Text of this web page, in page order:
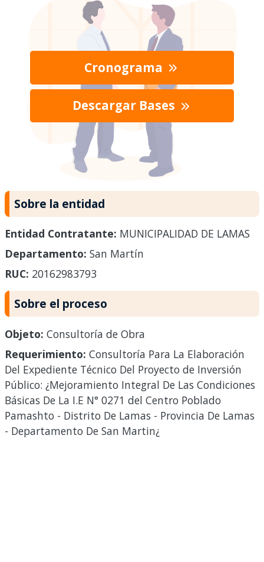
Cronograma
Descargar Bases
Sobre la entidad
Entidad Contratante: MUNICIPALIDAD DE LAMAS
Departamento: San Martín
RUC: 20162983793
Sobre el proceso
Objeto: Consultoría de Obra
Requerimiento: Consultoría Para La Elaboración
Del Expediente Técnico Del Proyecto de Inversión
Público: ¿Mejoramiento Integral De Las Condiciones
Básicas De La I.E N° 0271 del Centro Poblado
Pamashto - Distrito De Lamas - Provincia De Lamas
- Departamento De San Martin¿